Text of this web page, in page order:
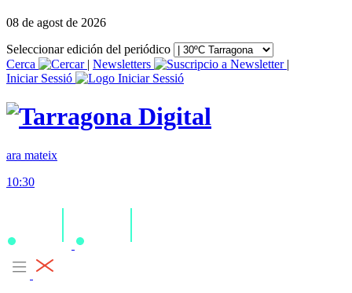
08 de agost de 2026
Seleccionar edición del periódico
Cerca
| Newsletters
|
Iniciar Sessió
ara mateix
10:30